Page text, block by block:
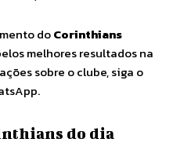
doCorinthians
melhores resultados na
sobre o clube, siga o
do dia